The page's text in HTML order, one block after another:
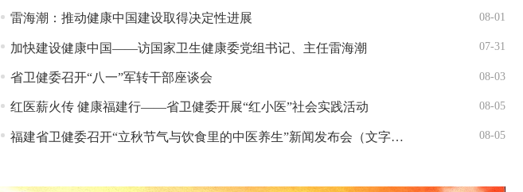
第21批援塞中国医疗队应邀开展义诊活动 习
08-01
雷海潮：推动健康中国建设取得决定性进展
07-31
加快建设健康中国——访国家卫生健康委党组书记、主任雷海潮
08-03
省卫健委召开“八一”军转干部座谈会
08-05
红医薪火传 健康福建行——省卫健委开展“红小医”社会实践活动
08-05
福建省卫健委召开“立秋节气与饮食里的中医养生”新闻发布会（文字实录）